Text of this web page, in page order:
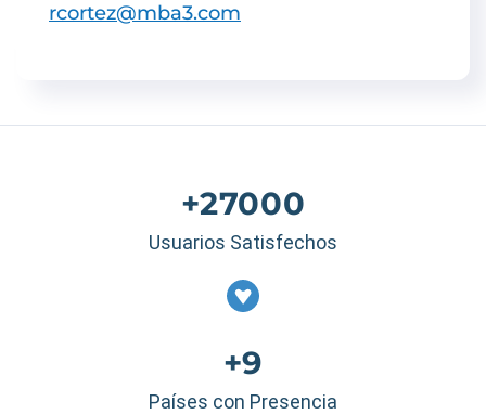
rcortez@mba3.com
+27000
Usuarios Satisfechos
+9
Países con Presencia